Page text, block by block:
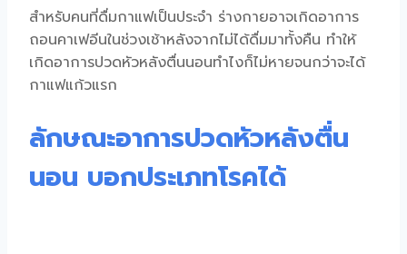
สำหรับคนที่ดื่มกาแฟเป็นประจำ ร่างกายอาจเกิดอาการ
ถอนคาเฟอีนในช่วงเช้าหลังจากไม่ได้ดื่มมาทั้งคืน ทำให้
เกิดอาการปวดหัวหลังตื่นนอนทําไงก็ไม่หายจนกว่าจะได้
กาแฟแก้วแรก
ลักษณะอาการปวดหัวหลังตื่น
นอน บอกประเภทโรคได้